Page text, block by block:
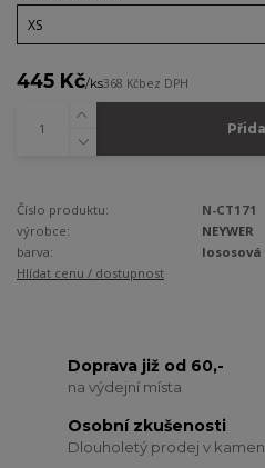
445 Kč/ks368 Kčbez DPH
Číslo produktu:
N-CT171
výrobce:
NEYWER
barva:
lososová
Hlídat cenu / dostupnost
Doprava již od 60,-
na výdejní místa
Osobní zkušenosti
Dlouholetý prodej v